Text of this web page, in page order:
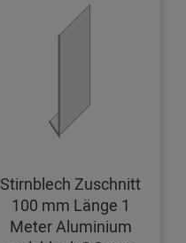
Stirnblech Zuschnitt
100 mm Länge 1
Meter Aluminium